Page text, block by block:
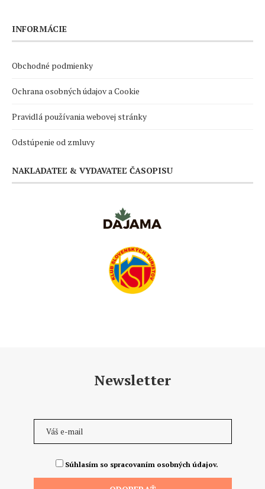
INFORMÁCIE
Obchodné podmienky
Ochrana osobných údajov a Cookie
Pravidlá používania webovej stránky
Odstúpenie od zmluvy
NAKLADATEĽ & VYDAVATEĽ ČASOPISU
Newsletter
Súhlasím so spracovaním osobných údajov.